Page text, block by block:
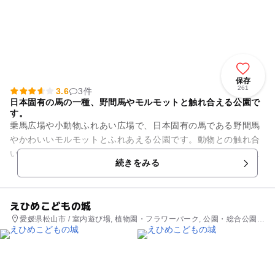
保存
261
3.6
3件
日本固有の馬の一種、野間馬やモルモットと触れ合える公園で
す。
乗馬広場や小動物ふれあい広場で、日本固有の馬である野間馬
やかわいいモルモットとふれあえる公園です。動物との触れ合
いを通じて、命の大切さを実感することができるのではないで
しょうか。 ほかに、まき...続きをみる
えひめこどもの城
愛媛県松山市 / 室内遊び場, 植物園・フラワーパーク, 公園・総合公園,
レストラン・カフェ